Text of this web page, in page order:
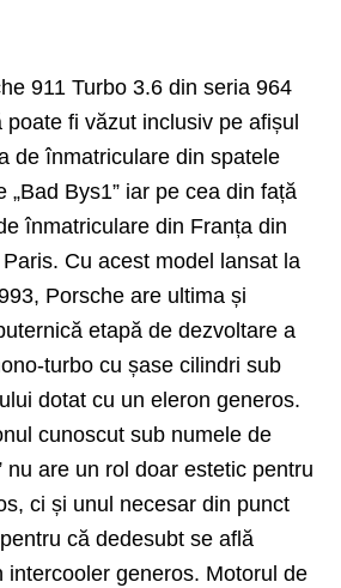
911 Turbo 3.6 din seria 964
fi văzut inclusiv pe afișul
de înmatriculare din spatele
„Bad Bys1” iar pe cea din față
înmatriculare din Franța din
Cu acest model lansat la
Porsche are ultima și
etapă de dezvoltare a
turbo cu șase cilindri sub
dotat cu un eleron generos.
cunoscut sub numele de
nu are un rol doar estetic pentru
ci și unul necesar din punct
că ​​dedesubt se află
intercooler generos. Motorul de